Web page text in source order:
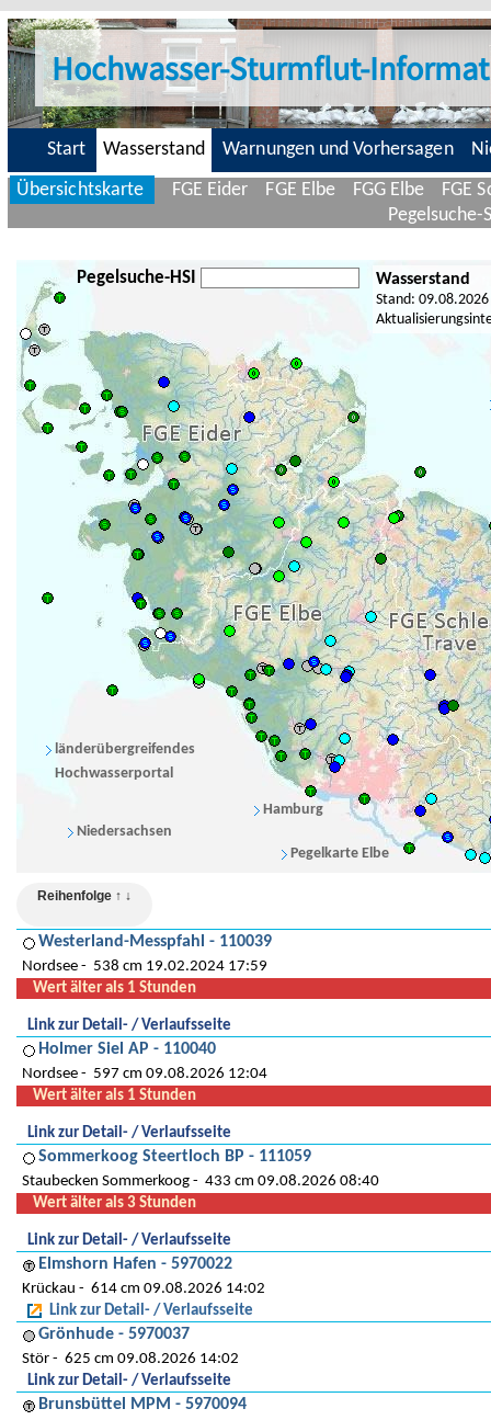
Hochwasser-Sturmflut-
Start Wasserstand Warnungen und Vorhersagen
Übersichtskarte
FGE Eider FGE Elbe FGG Elbe
FGE
Pegelsuche-
Pegelsuche-HSI
Reihenfolge ↑ ↓
Westerland-Messpfahl - 110039
Nordsee
538 cm 19.02.2024 17:59
Wert älter als 1 Stunden
Link zur Detail- / Verlaufsseite
Holmer Siel AP - 110040
Nordsee
597 cm 09.08.2026 12:04
Wert älter als 1 Stunden
Link zur Detail- / Verlaufsseite
Sommerkoog Steertloch BP - 111059
Staubecken Sommerkoog
433 cm 09.08.2026 08:40
Wert älter als 3 Stunden
Link zur Detail- / Verlaufsseite
Elmshorn Hafen - 5970022
Krückau
614 cm 09.08.2026 14:02
Link zur Detail- / Verlaufsseite
Grönhude - 5970037
Stör
625 cm 09.08.2026 14:02
Link zur Detail- / Verlaufsseite
Brunsbüttel MPM - 5970094
Wasserstand
Stand:
Pegelkarte Elbe
Niedersachsen
Hamburg
länderübergreifendes
Hochwasserportal